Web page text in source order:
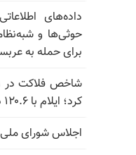
داده‌های
حوثی‌ها و
برای حمله به
کرد؛ ایلام با ۱۲۰.۶ درصد در صدر
اجلاس شورای